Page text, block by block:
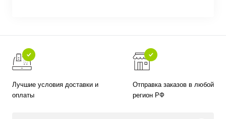
Лучшие условия доставки и
оплаты
Отправка заказов в любой
регион РФ